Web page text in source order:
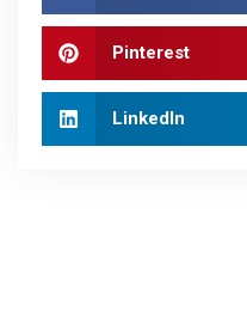
Pinterest
LinkedIn